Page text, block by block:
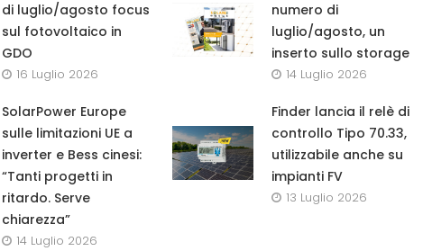
di luglio/agosto focus
sul fotovoltaico in
GDO
16 Luglio 2026
numero di
luglio/agosto, un
inserto sullo storage
14 Luglio 2026
SolarPower Europe
sulle limitazioni UE a
inverter e Bess cinesi:
“Tanti progetti in
ritardo. Serve
chiarezza”
14 Luglio 2026
Finder lancia il relè di
controllo Tipo 70.33,
utilizzabile anche su
impianti FV
13 Luglio 2026